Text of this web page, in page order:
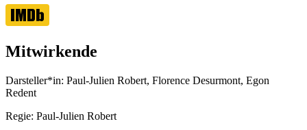
Mitwirkende
Darsteller*in: Paul-Julien Robert, Florence Desurmont, Egon
Redent
Regie: Paul-Julien Robert